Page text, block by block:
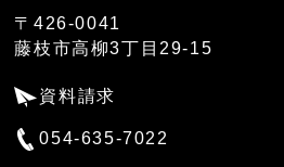
〒426-0041
藤枝市高柳3丁目29-15
資料請求
054-635-7022